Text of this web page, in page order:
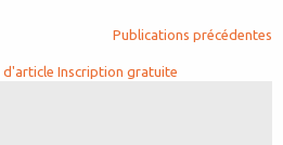
Publications précédentes
d'article Inscription gratuite